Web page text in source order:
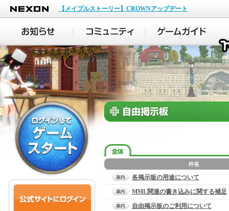
NEXON
【メイプルストーリー】CROWNアップデート
各掲示板の用途について
MML関連の書き込みに関する補足
自由掲示板のご利用について